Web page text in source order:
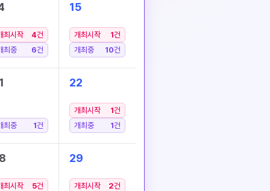
최시작 4건
최중
6건
15
개최시작 1건
개최중
10건
최중 1건
22
개최시작 1건
개최중
1건
최시작 5건
29
개최시작 2건